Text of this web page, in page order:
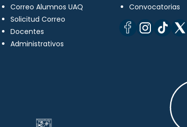
Correo Alumnos UAQ
Solicitud Correo
Docentes
Administrativos
Convocatorias